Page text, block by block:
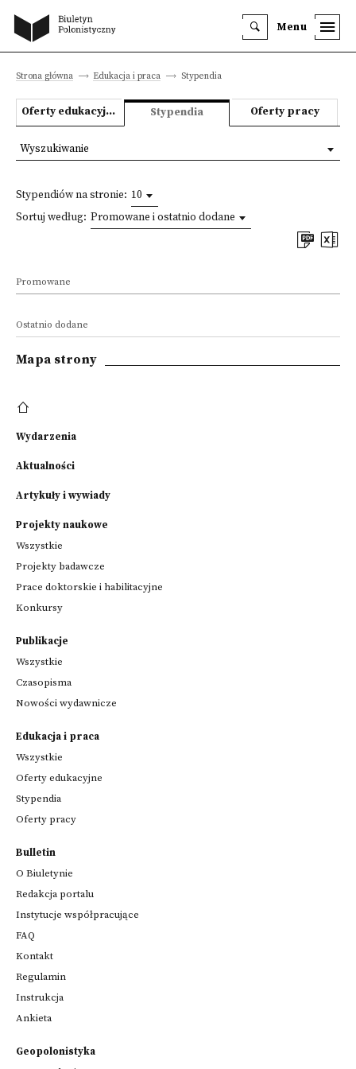
Menu
Strona główna Edukacja i praca Stypendia
Oferty edukacyjne Stypendia Oferty pracy
Stypendiów na stronie: 10
Sortuj według: Promowane i ostatnio dodane
Promowane
Ostatnio dodane
Wyszukiwanie
Mapa strony
Wydarzenia
Aktualności
Artykuły i wywiady
Projekty naukowe
Wszystkie
Projekty badawcze
Prace doktorskie i habilitacyjne
Konkursy
Publikacje
Wszystkie
Czasopisma
Nowości wydawnicze
Edukacja i praca
Wszystkie
Oferty edukacyjne
Stypendia
Oferty pracy
Bulletin
O Biuletynie
Redakcja portalu
Instytucje współpracujące
FAQ
Kontakt
Regulamin
Instrukcja
Ankieta
Geopolonistyka